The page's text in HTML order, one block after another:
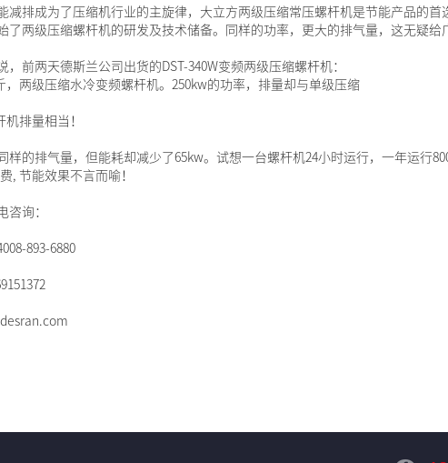
减排成为了压缩机行业的主旋律，大立方两级压缩常压螺杆机是节能产品的
了两级压缩螺杆机的研发及技术储备。同样的功率，更大的排气量，这无疑给
，前两天德斯兰公司出货的DST-340W变频两级压缩螺杆机：
，两级压缩水冷变频螺杆机。250kw的功率，排量却与单级压缩
机排量相当！
样的排气量，但能耗却减少了65kw。试想一台螺杆机24小时运行，一年运行
, 节能效果不言而喻！
咨询：
893-6880